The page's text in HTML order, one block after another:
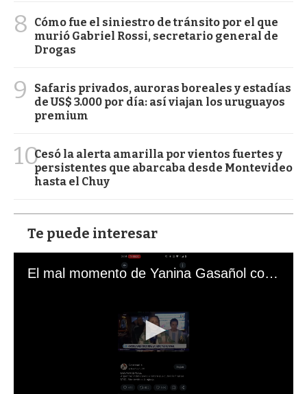
8
Cómo fue el siniestro de tránsito por el que
murió Gabriel Rossi, secretario general de
Drogas
9
Safaris privados, auroras boreales y estadías
de US$ 3.000 por día: así viajan los uruguayos
premium
10Cesó la alerta amarilla por vientos fuertes y
persistentes que abarcaba desde Montevideo
hasta el Chuy
Te puede interesar
El mal momento de Yanina Gasañol con un hincha argentino en "Subrayado"